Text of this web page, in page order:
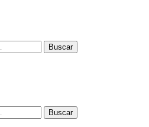
Buscar
Buscar